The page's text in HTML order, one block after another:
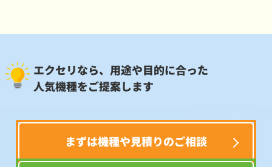
エクセリなら、用途や目的に合った
人気機種をご提案します
まずは機種や見積りのご相談